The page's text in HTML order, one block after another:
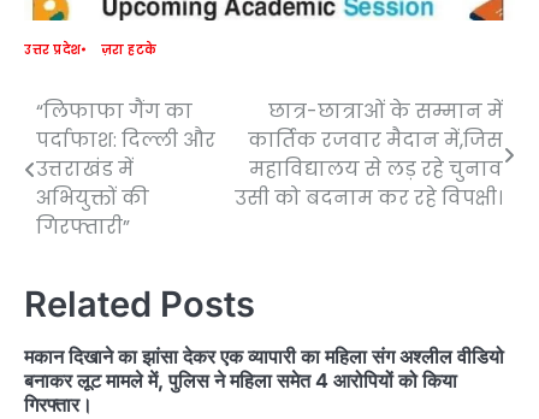
उत्तर प्रदेश ज़रा हटके
Post
navigation
“लिफाफा गैंग का
पर्दाफाश: दिल्ली और
उत्तराखंड में
अभियुक्तों की
गिरफ्तारी”
छात्र-छात्राओं के सम्मान में
कार्तिक रजवार मैदान में,जिस
महाविद्यालय से लड़ रहे चुनाव
उसी को बदनाम कर रहे विपक्षी।
Related Posts
मकान दिखाने का झांसा देकर एक व्यापारी का महिला संग अश्लील वीडियो
बनाकर लूट मामले में, पुलिस ने महिला समेत 4 आरोपियों को किया
गिरफ्तार।